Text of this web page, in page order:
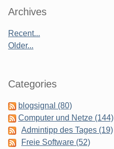
Sidebar
Archives
Recent...
Older...
Categories
blogsignal (80)
Computer und Netze (144)
Admintipp des Tages (19)
Freie Software (52)